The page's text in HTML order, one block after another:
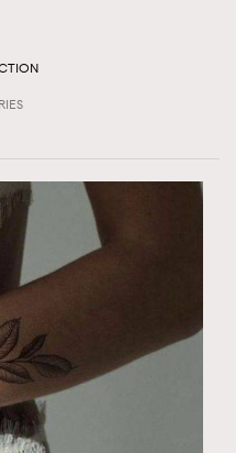
424
547
281
X Leung Mo《See
曉 Figaro Exhibition
！